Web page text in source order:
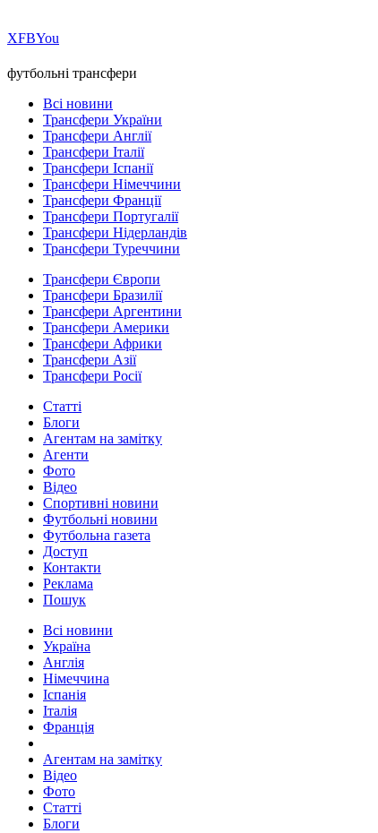
ХFBYou
футбольні трансфери
Всі новини
Трансфери України
Трансфери Англії
Трансфери Італії
Трансфери Іспанії
Трансфери Німеччини
Трансфери Франції
Трансфери Португалії
Трансфери Нідерландів
Трансфери Туреччини
Трансфери Європи
Трансфери Бразилії
Трансфери Аргентини
Трансфери Америки
Трансфери Африки
Трансфери Азії
Трансфери Росії
Статті
Блоги
Агентам на замітку
Агенти
Фото
Відео
Спортивні новини
Футбольні новини
Футбольна газета
Доступ
Контакти
Реклама
Пошук
Всі новини
Україна
Англія
Німеччина
Іспанія
Італія
Франція
Агентам на замітку
Відео
Фото
Статті
Блоги